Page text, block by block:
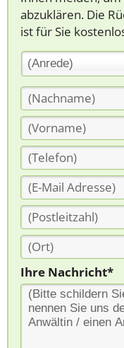
abzuklären. Die
ist für Sie
(Anrede)
Ihre Nachricht*